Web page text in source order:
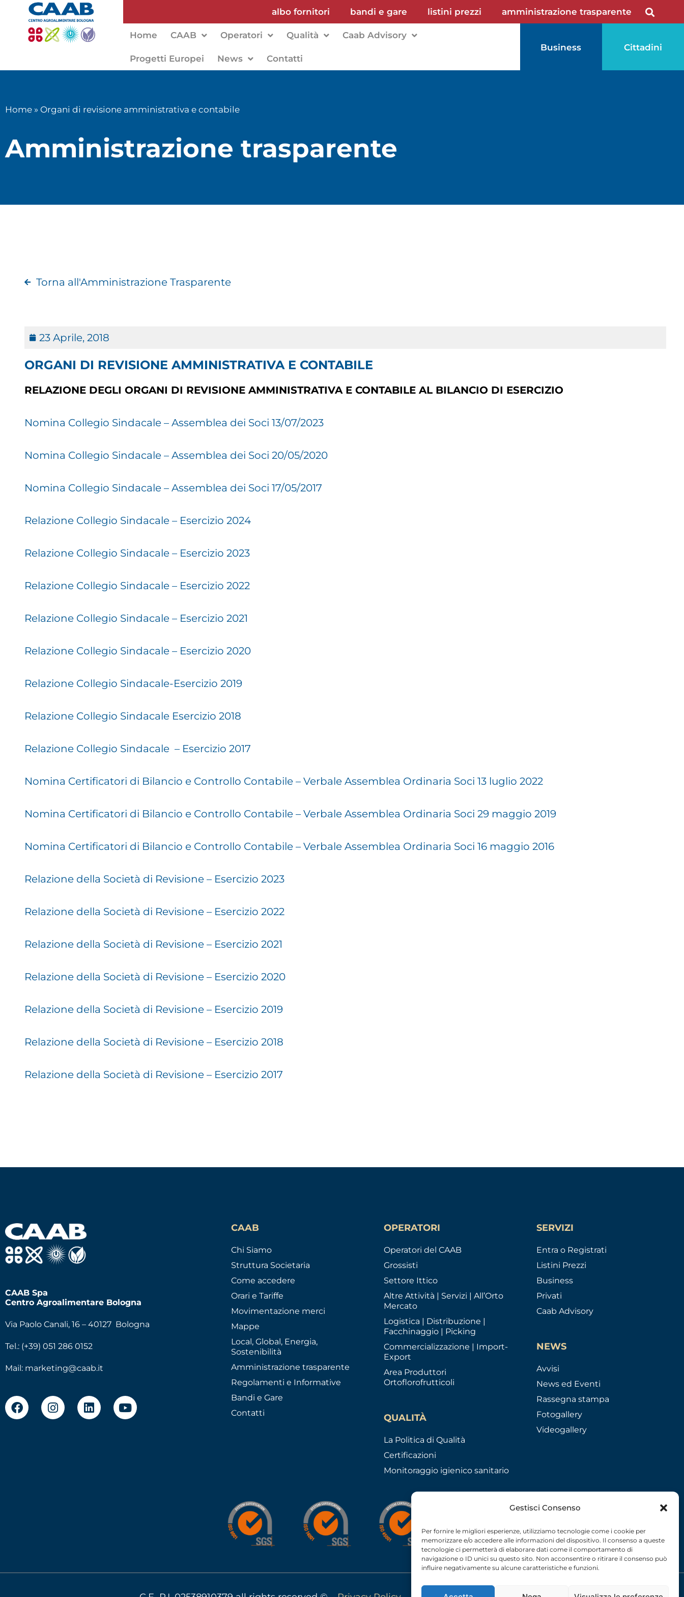
Gestisci Consenso
Per fornire le migliori esperienze, utilizziamo tecnologie come i cookie per
memorizzare e/o accedere alle informazioni del dispositivo. Il consenso a queste
tecnologie ci permetterà di elaborare dati come il comportamento di
navigazione o ID unici su questo sito. Non acconsentire o ritirare il consenso può
influire negativamente su alcune caratteristiche e funzioni.
albo fornitori bandi e gare listini prezzi amministrazione trasparente
Home CAAB Operatori Qualità Caab Advisory
Progetti Europei News Contatti
Business Cittadini
Home » Organi di revisione amministrativa e contabile
Amministrazione trasparente
Torna all'Amministrazione Trasparente
23 Aprile, 2018
ORGANI DI REVISIONE AMMINISTRATIVA E CONTABILE
RELAZIONE DEGLI ORGANI DI REVISIONE AMMINISTRATIVA E CONTABILE AL BILANCIO DI ESERCIZIO
Nomina Collegio Sindacale – Assemblea dei Soci 13/07/2023
Nomina Collegio Sindacale – Assemblea dei Soci 20/05/2020
Nomina Collegio Sindacale – Assemblea dei Soci 17/05/2017
Relazione Collegio Sindacale – Esercizio 2024
Relazione Collegio Sindacale – Esercizio 2023
Relazione Collegio Sindacale – Esercizio 2022
Relazione Collegio Sindacale – Esercizio 2021
Relazione Collegio Sindacale – Esercizio 2020
Relazione Collegio Sindacale-Esercizio 2019
Relazione Collegio Sindacale Esercizio 2018
Relazione Collegio Sindacale – Esercizio 2017
Nomina Certificatori di Bilancio e Controllo Contabile – Verbale Assemblea Ordinaria Soci 13 luglio 2022
Nomina Certificatori di Bilancio e Controllo Contabile – Verbale Assemblea Ordinaria Soci 29 maggio 2019
Nomina Certificatori di Bilancio e Controllo Contabile – Verbale Assemblea Ordinaria Soci 16 maggio 2016
Relazione della Società di Revisione – Esercizio 2023
Relazione della Società di Revisione – Esercizio 2022
Relazione della Società di Revisione – Esercizio 2021
Relazione della Società di Revisione – Esercizio 2020
Relazione della Società di Revisione – Esercizio 2019
Relazione della Società di Revisione – Esercizio 2018
Relazione della Società di Revisione – Esercizio 2017
CAAB Spa
Centro Agroalimentare Bologna
Via Paolo Canali, 16 – 40127 Bologna
Tel.: (+39) 051 286 0152
Mail: marketing@caab.it
CAAB
Chi Siamo
Struttura Societaria
Come accedere
Orari e Tariffe
Movimentazione merci
Mappe
Local, Global, Energia,
Sostenibilità
Amministrazione trasparente
Regolamenti e Informative
Bandi e Gare
Contatti
OPERATORI
Operatori del CAAB
Grossisti
Settore Ittico
Altre Attività | Servizi | All’Orto
Mercato
Logistica | Distribuzione |
Facchinaggio | Picking
Commercializzazione | Import-
Export
Area Produttori
Ortoflorofrutticoli
QUALITÀ
La Politica di Qualità
Certificazioni
Monitoraggio igienico sanitario
SERVIZI
Entra o Registrati
Listini Prezzi
Business
Privati
Caab Advisory
NEWS
Avvisi
News ed Eventi
Rassegna stampa
Fotogallery
Videogallery